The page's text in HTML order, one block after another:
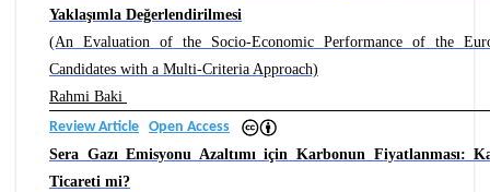
Yaklaşımla Değerlendirilmesi
(An Evaluation of the Socio-Economic Performance of the
Candidates with a Multi-Criteria Approach)
Rahmi Baki
Review Article Open Access
Sera Gazı Emisyonu Azaltımı için Karbonun Fiyatlanması:
Ticareti mi?